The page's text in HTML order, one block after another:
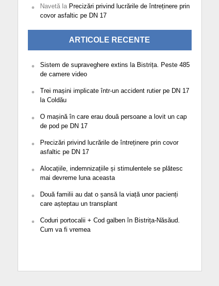
Navetăla Precizări privind lucrările de întreținere prin
covor asfaltic pe DN 17
ARTICOLE RECENTE
Sistem de supraveghere extins la Bistrița. Peste 485
de camere video
Trei mașini implicate într-un accident rutier pe DN 17
la Coldău
O mașină în care erau două persoane a lovit un cap
de pod pe DN 17
Precizări privind lucrările de întreținere prin covor
asfaltic pe DN 17
Alocațiile, indemnizațiile și stimulentele se plătesc
mai devreme luna aceasta
Două familii au dat o șansă la viață unor pacienți
care așteptau un transplant
Coduri portocalii + Cod galben în Bistrița-Năsăud.
Cum va fi vremea